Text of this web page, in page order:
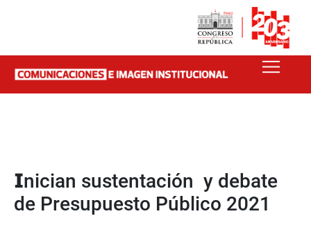
𝗜nician sustentación y debate
de Presupuesto Público 2021